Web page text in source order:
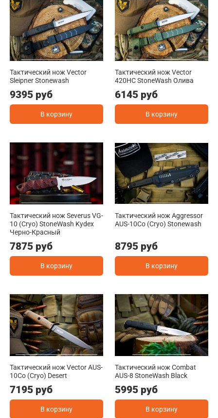
Тактический нож Vector
Sleipner Stonewash
9395 руб
В корзину
Тактический нож Vector
420HC StoneWash Олива
6145 руб
В корзину
Тактический нож Severus VG-
10 (Cryo) StoneWash Kydex
Черно-Красный
7875 руб
В корзину
Тактический нож Aggressor
AUS-10Co (Cryo) Stonewash
8795 руб
В корзину
Тактический нож Vector AUS-
10Co (Cryo) Desert
7195 руб
В корзину
Тактический нож Combat
AUS-8 StoneWash Black
5995 руб
В корзину